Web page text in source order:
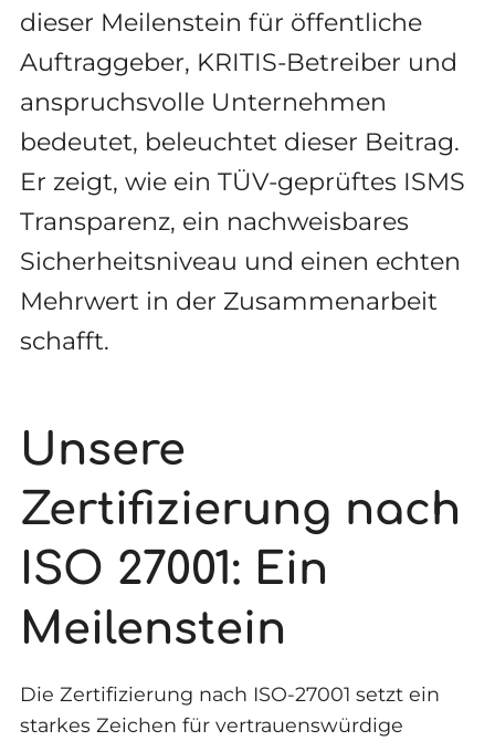
dieser Meilenstein für öffentliche
Auftraggeber, KRITIS-Betreiber und
anspruchsvolle Unternehmen
bedeutet, beleuchtet dieser Beitrag.
Er zeigt, wie ein TÜV-geprüftes ISMS
Transparenz, ein nachweisbares
Sicherheitsniveau und einen echten
Mehrwert in der Zusammenarbeit
schafft.
Unsere
Zertifizierung nach
ISO 27001: Ein
Meilenstein
Die Zertifizierung nach ISO-27001 setzt ein
starkes Zeichen für vertrauenswürdige